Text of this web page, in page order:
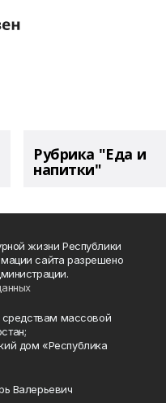
Рубрика "Еда и
напитки"
жизни Республики
сайта разрешено
средствам массовой
дом «Республика
Валерьевич